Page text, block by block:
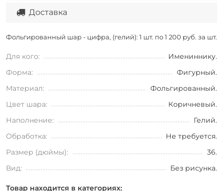
Доставка
Фольгированный шар - цифра, (гелий): 1 шт. по 1 200 руб. за шт.
Для кого:
Имениннику.
Форма:
Фигурный.
Материал:
Фольгированный.
Цвет шара:
Коричневый.
Наполнение:
Гелий.
Обработка:
Не требуется.
Размер (дюймы):
36.
Вид:
Без рисунка.
Товар находится в категориях: